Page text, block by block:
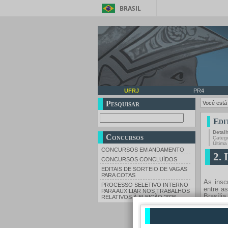
BRASIL
UFRJ PR4
Pesquisar
Concursos
CONCURSOS EM ANDAMENTO
CONCURSOS CONCLUÍDOS
EDITAIS DE SORTEIO DE VAGAS
PARA COTAS
PROCESSO SELETIVO INTERNO
PARA AUXILIAR NOS TRABALHOS
RELATIVOS À ELEIÇÃO 2026
Você está
2.
As
entre as
Brasília.
A
em